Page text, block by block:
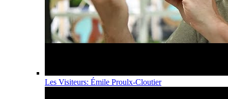
Les Visiteurs: Émile Proulx-Cloutier